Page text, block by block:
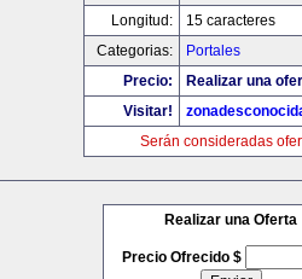
Longitud:
15 caracteres
Categorias:
Portales
Precio:
Realizar una
Visitar!
Serán consideradas
Realizar una Oferta
Precio Ofrecido $